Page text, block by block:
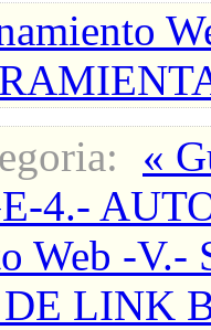
«
4.-
Web -V.-
LINK